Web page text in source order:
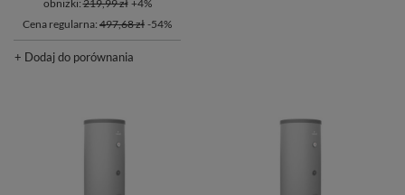
obniżki:219,99 zł +4%
Cena regularna: 497,68 zł -54%
+ Dodaj do porównania